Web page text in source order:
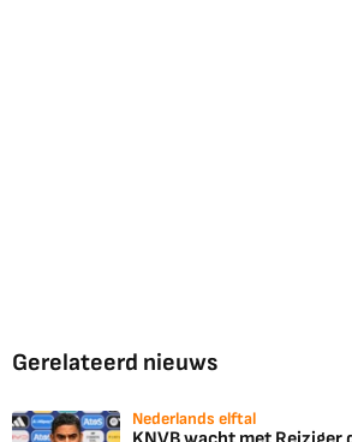
Gerelateerd nieuws
Nederlands elftal